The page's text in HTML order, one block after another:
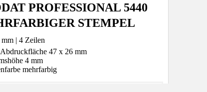
PROFESSIONAL 5440
STEMPEL
| 4 Zeilen
47 x 26 mm
4 mm
mehrfarbig